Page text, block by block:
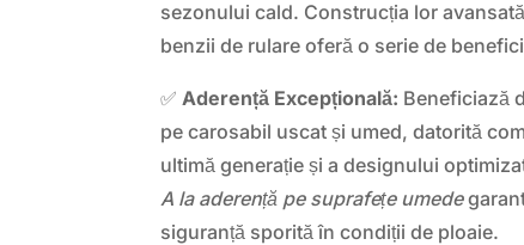
sezonului cald. Construcția lor
benzii de rulare oferă o serie de
✅ Aderență Excepțională: Beneficiază
pe carosabil uscat și umed, datorită
ultimă generație și a designului
A la aderență pe suprafețe umede
siguranță sporită în condiții de ploaie.